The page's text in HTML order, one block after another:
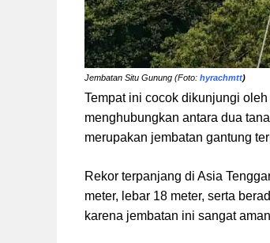
Jembatan Situ Gunung (Foto: hyrachmtt)
Tempat ini cocok dikunjungi
menghubungkan antara dua
merupakan jembatan gantung
Rekor terpanjang di Asia
meter, lebar 18 meter, serta
karena jembatan ini sangat